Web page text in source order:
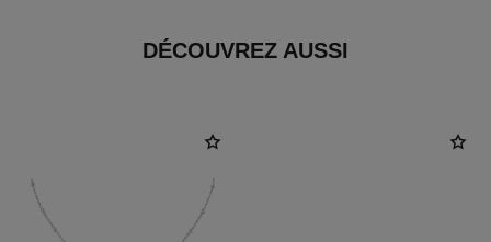
DÉCOUVREZ AUSSI